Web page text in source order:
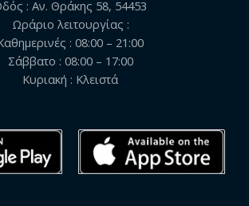
: Αν. Θράκης 58, 54453
Ωράριο λειτουργίας :
: 08:00 – 21:00
Σάββατο : 08:00 – 17:00
Κυριακή : Κλειστά